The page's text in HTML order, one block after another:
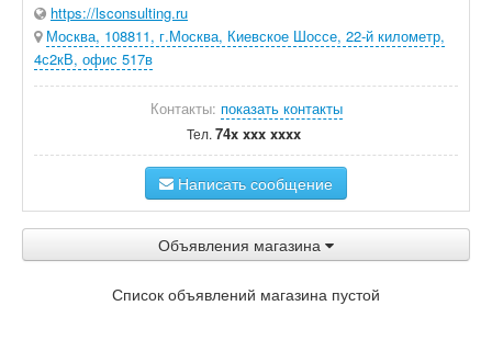
https://lsconsulting.ru
Москва, 108811, г.Москва, Киевское Шоссе, 22-й километр,
4с2кВ, офис 517в
Контакты: показать контакты
Тел. 74x xxx xxxx
Написать сообщение
Объявления магазина
Список объявлений магазина пустой